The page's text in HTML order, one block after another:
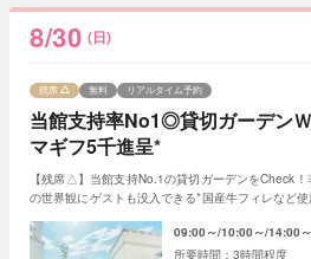
8/30 (日)
当館支持率No1◎貸切ガーデン
マギフ5千進呈*
残席 無料 リアルタイム予約
【残席△】当館支持No.1の貸切ガーデンをCheck
の世界観にゲストも没入できる*国産牛フィレなど
09:00～ 10:00～ 14:00～
3時間程度